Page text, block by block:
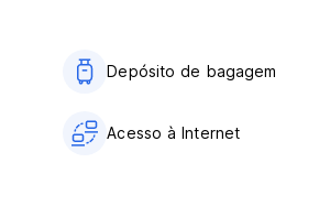
da linha 1 de ônibus do Aeroporto
Chengdu East
Depósito de bagagem
Acesso à Internet